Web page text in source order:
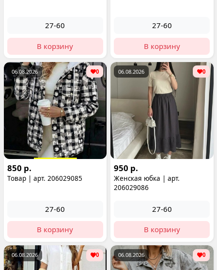
27-60
В корзину
27-60
В корзину
06.08.2026 0
850 р.
Товар | арт. 206029085
27-60
В корзину
06.08.2026 0
950 р.
Женская юбка | арт.
206029086
27-60
В корзину
06.08.2026 0 06.08.2026 0